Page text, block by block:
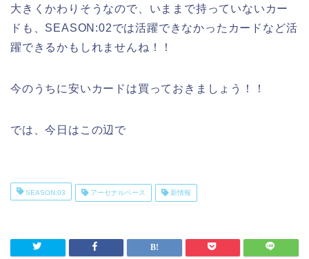
大きくかわりそうなので、いままで持っていないカー
ドも、SEASON:02では活躍できなかったカードなど活
躍できるかもしれませんね！！
今のうちに安いカードは買っておきましょう！！
では、今日はこの辺で
SEASON:03 アーセナルベース 新情報